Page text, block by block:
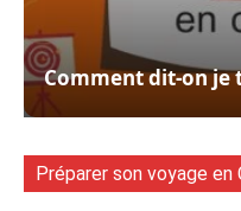
Comment dit-on je
Préparer son voyage en